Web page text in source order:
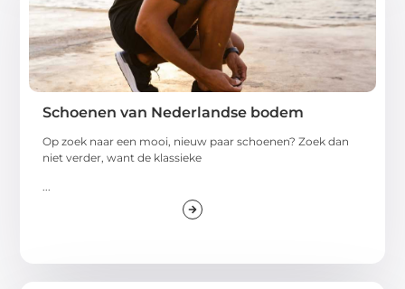
Schoenen van Nederlandse bodem
Op zoek naar een mooi, nieuw paar schoenen? Zoek dan
niet verder, want de klassieke
...